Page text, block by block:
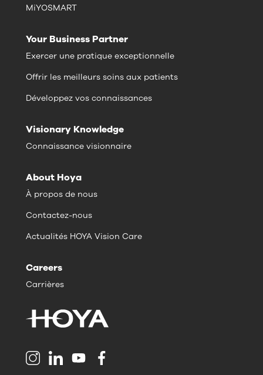
MiYOSMART
Your Business Partner
Exercer une pratique exceptionnelle
Offrir les meilleurs soins aux patients
Développez vos connaissances
Visionary Knowledge
Connaissance visionnaire
About Hoya
À propos de nous
Contactez-nous
Actualités HOYA Vision Care
Careers
Carrières